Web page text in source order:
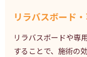
リラバスボード
リラバスボードや専
することで、施術の